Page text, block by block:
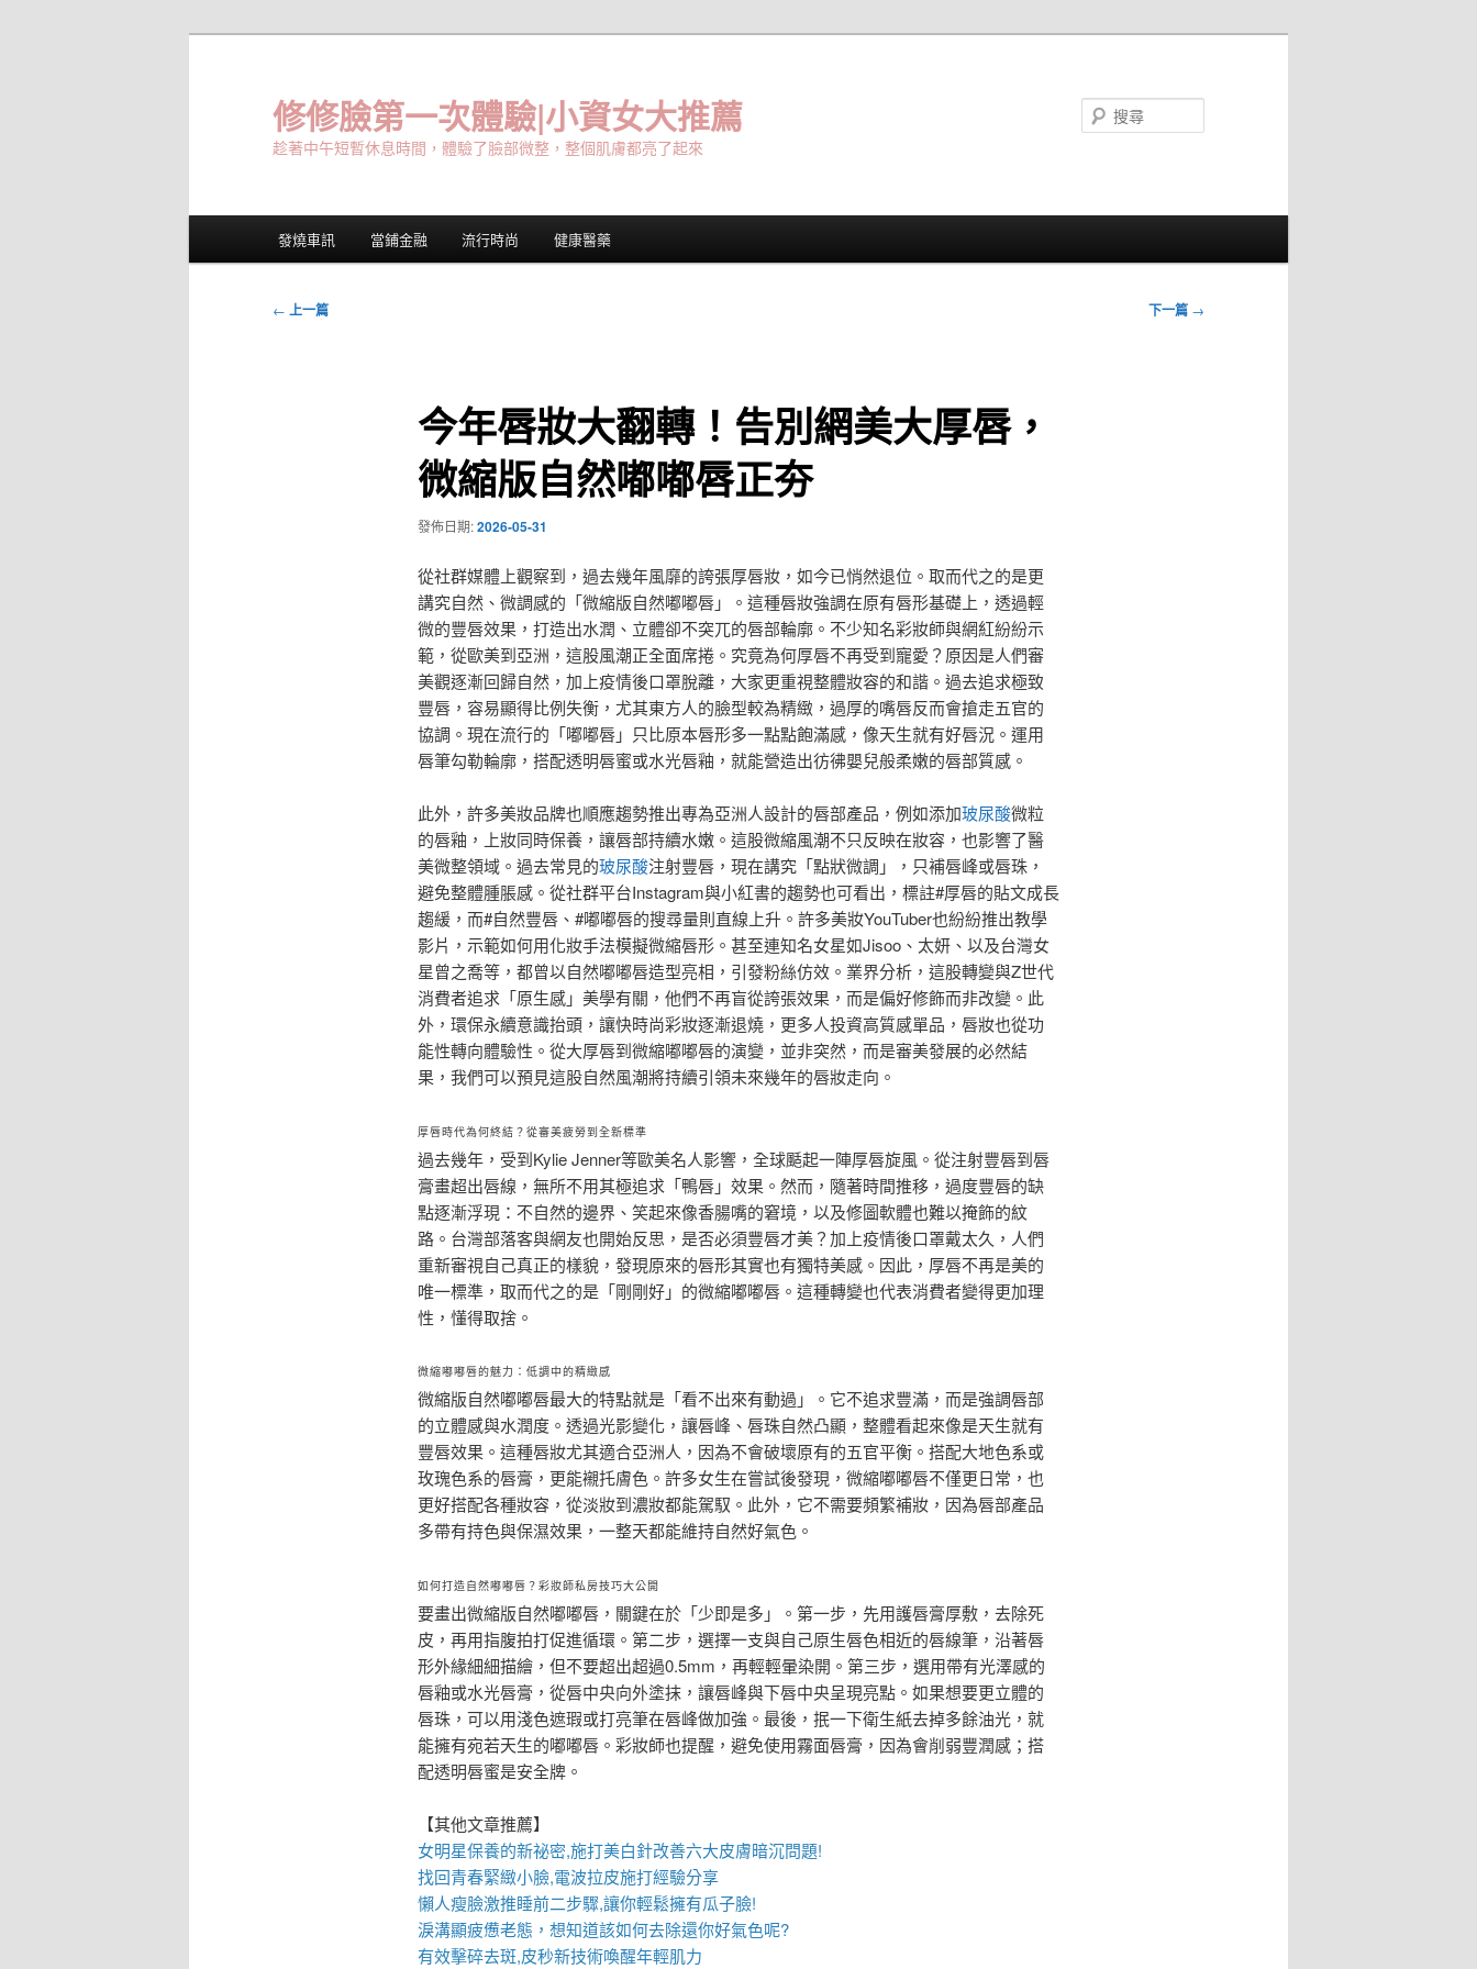
修修臉第一次體驗|小資女大推薦
趁著中午短暫休息時間，體驗了臉部微整，整個肌膚都亮了起來
發燒車訊 當鋪金融 流行時尚 健康醫藥
文
← 上一篇 下一篇 →
今年唇妝大翻轉！告別網美大厚唇，
微縮版自然嘟嘟唇正夯
發佈日期:2026-05-31
從社群媒體上觀察到，過去幾年風靡的誇張厚唇妝，如今已悄然退位。取而代之的是更
講究自然、微調感的「微縮版自然嘟嘟唇」。這種唇妝強調在原有唇形基礎上，透過輕
微的豐唇效果，打造出水潤、立體卻不突兀的唇部輪廓。不少知名彩妝師與網紅紛紛示
範，從歐美到亞洲，這股風潮正全面席捲。究竟為何厚唇不再受到寵愛？原因是人們審
美觀逐漸回歸自然，加上疫情後口罩脫離，大家更重視整體妝容的和諧。過去追求極致
豐唇，容易顯得比例失衡，尤其東方人的臉型較為精緻，過厚的嘴唇反而會搶走五官的
協調。現在流行的「嘟嘟唇」只比原本唇形多一點點飽滿感，像天生就有好唇況。運用
唇筆勾勒輪廓，搭配透明唇蜜或水光唇釉，就能營造出彷彿嬰兒般柔嫩的唇部質感。
此外，許多美妝品牌也順應趨勢推出專為亞洲人設計的唇部產品，例如添加玻尿酸微粒
的唇釉，上妝同時保養，讓唇部持續水嫩。這股微縮風潮不只反映在妝容，也影響了醫
美微整領域。過去常見的玻尿酸注射豐唇，現在講究「點狀微調」，只補唇峰或唇珠，
避免整體腫脹感。從社群平台Instagram與小紅書的趨勢也可看出，標註#厚唇的貼文成長
趨緩，而#自然豐唇、#嘟嘟唇的搜尋量則直線上升。許多美妝YouTuber也紛紛推出教學
影片，示範如何用化妝手法模擬微縮唇形。甚至連知名女星如Jisoo、太妍、以及台灣女
星曾之喬等，都曾以自然嘟嘟唇造型亮相，引發粉絲仿效。業界分析，這股轉變與Z世代
消費者追求「原生感」美學有關，他們不再盲從誇張效果，而是偏好修飾而非改變。此
外，環保永續意識抬頭，讓快時尚彩妝逐漸退燒，更多人投資高質感單品，唇妝也從功
能性轉向體驗性。從大厚唇到微縮嘟嘟唇的演變，並非突然，而是審美發展的必然結
果，我們可以預見這股自然風潮將持續引領未來幾年的唇妝走向。
厚唇時代為何終結？從審美疲勞到全新標準
過去幾年，受到Kylie Jenner等歐美名人影響，全球颳起一陣厚唇旋風。從注射豐唇到唇
膏畫超出唇線，無所不用其極追求「鴨唇」效果。然而，隨著時間推移，過度豐唇的缺
點逐漸浮現：不自然的邊界、笑起來像香腸嘴的窘境，以及修圖軟體也難以掩飾的紋
路。台灣部落客與網友也開始反思，是否必須豐唇才美？加上疫情後口罩戴太久，人們
重新審視自己真正的樣貌，發現原來的唇形其實也有獨特美感。因此，厚唇不再是美的
唯一標準，取而代之的是「剛剛好」的微縮嘟嘟唇。這種轉變也代表消費者變得更加理
性，懂得取捨。
微縮嘟嘟唇的魅力：低調中的精緻感
微縮版自然嘟嘟唇最大的特點就是「看不出來有動過」。它不追求豐滿，而是強調唇部
的立體感與水潤度。透過光影變化，讓唇峰、唇珠自然凸顯，整體看起來像是天生就有
豐唇效果。這種唇妝尤其適合亞洲人，因為不會破壞原有的五官平衡。搭配大地色系或
玫瑰色系的唇膏，更能襯托膚色。許多女生在嘗試後發現，微縮嘟嘟唇不僅更日常，也
更好搭配各種妝容，從淡妝到濃妝都能駕馭。此外，它不需要頻繁補妝，因為唇部產品
多帶有持色與保濕效果，一整天都能維持自然好氣色。
如何打造自然嘟嘟唇？彩妝師私房技巧大公開
要畫出微縮版自然嘟嘟唇，關鍵在於「少即是多」。第一步，先用護唇膏厚敷，去除死
皮，再用指腹拍打促進循環。第二步，選擇一支與自己原生唇色相近的唇線筆，沿著唇
形外緣細細描繪，但不要超出超過0.5mm，再輕輕暈染開。第三步，選用帶有光澤感的
唇釉或水光唇膏，從唇中央向外塗抹，讓唇峰與下唇中央呈現亮點。如果想要更立體的
唇珠，可以用淺色遮瑕或打亮筆在唇峰做加強。最後，抿一下衛生紙去掉多餘油光，就
能擁有宛若天生的嘟嘟唇。彩妝師也提醒，避免使用霧面唇膏，因為會削弱豐潤感；搭
配透明唇蜜是安全牌。
【其他文章推薦】
女明星保養的新祕密,施打美白針改善六大皮膚暗沉問題!
找回青春緊緻小臉,電波拉皮施打經驗分享
懶人瘦臉激推睡前二步驟,讓你輕鬆擁有瓜子臉!
淚溝顯疲憊老態，想知道該如何去除還你好氣色呢?
有效擊碎去斑,皮秒新技術喚醒年輕肌力